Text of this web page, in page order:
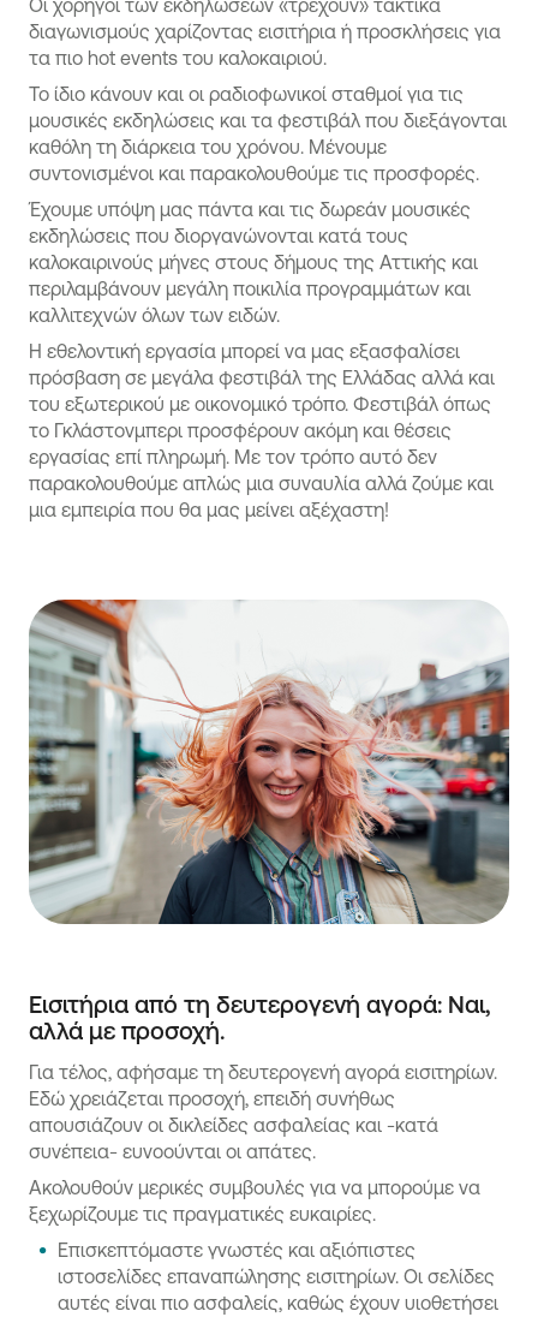
Οι χορηγοί των εκδηλώσεων «τρέχουν» τακτικά
διαγωνισμούς χαρίζοντας εισιτήρια ή προσκλήσεις για
τα πιο hot events του καλοκαιριού.
Το ίδιο κάνουν και οι ραδιοφωνικοί σταθμοί για τις
μουσικές εκδηλώσεις και τα φεστιβάλ που διεξάγονται
καθόλη τη διάρκεια του χρόνου. Μένουμε
συντονισμένοι και παρακολουθούμε τις προσφορές.
Έχουμε υπόψη μας πάντα και τις δωρεάν μουσικές
εκδηλώσεις που διοργανώνονται κατά τους
καλοκαιρινούς μήνες στους δήμους της Αττικής και
περιλαμβάνουν μεγάλη ποικιλία προγραμμάτων και
καλλιτεχνών όλων των ειδών.
Η εθελοντική εργασία μπορεί να μας εξασφαλίσει
πρόσβαση σε μεγάλα φεστιβάλ της Ελλάδας αλλά και
του εξωτερικού με οικονομικό τρόπο. Φεστιβάλ όπως
το Γκλάστονμπερι προσφέρουν ακόμη και θέσεις
εργασίας επί πληρωμή. Με τον τρόπο αυτό δεν
παρακολουθούμε απλώς μια συναυλία αλλά ζούμε και
μια εμπειρία που θα μας μείνει αξέχαστη!
Εισιτήρια από τη δευτερογενή αγορά: Ναι,
αλλά με προσοχή.
Για τέλος, αφήσαμε τη δευτερογενή αγορά εισιτηρίων.
Εδώ χρειάζεται προσοχή, επειδή συνήθως
απουσιάζουν οι δικλείδες ασφαλείας και -κατά
συνέπεια- ευνοούνται οι απάτες.
Ακολουθούν μερικές συμβουλές για να μπορούμε να
ξεχωρίζουμε τις πραγματικές ευκαιρίες.
Επισκεπτόμαστε γνωστές και αξιόπιστες
ιστοσελίδες επαναπώλησης εισιτηρίων. Οι σελίδες
αυτές είναι πιο ασφαλείς, καθώς έχουν υιοθετήσει